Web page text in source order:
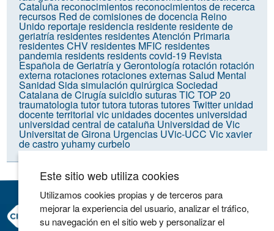
Cataluña reconocimientos reconocimientos de recerca
recursos Red de comisiones de docencia Reino
Unido reportaje residencia residente residente de
geriatríaresidentes residentes Atención Primaria
residentes CHV residentes MFIC residentes
pandemia residents residents covid-19 Revista
Española de Geriatría y Gerontología rotación rotación
externa rotaciones rotaciones externasSalud Mental
Sanidad Sidasimulación quirúrgicaSociedad
Catalana de CirugíasuicidiosuturasTIC TOP 20
traumatologiatutortutoratutorastutoresTwitter unidad
docente territorial vic unidades docentes universidad
universidad central de cataluña Universidad de Vic
Universitat de Girona Urgencias UVic-UCC Vicxavier
de castroyuhamy curbelo
Consorci Hospitalari de Vic
Carrer Francesc Pla 'El Vigatà', 1
Este sitio web utiliza cookies
Utilizamos cookies propias y de terceros para
mejorar la experiencia del usuario, analizar el tráfico,
su navegación en el sitio web y personalizar el